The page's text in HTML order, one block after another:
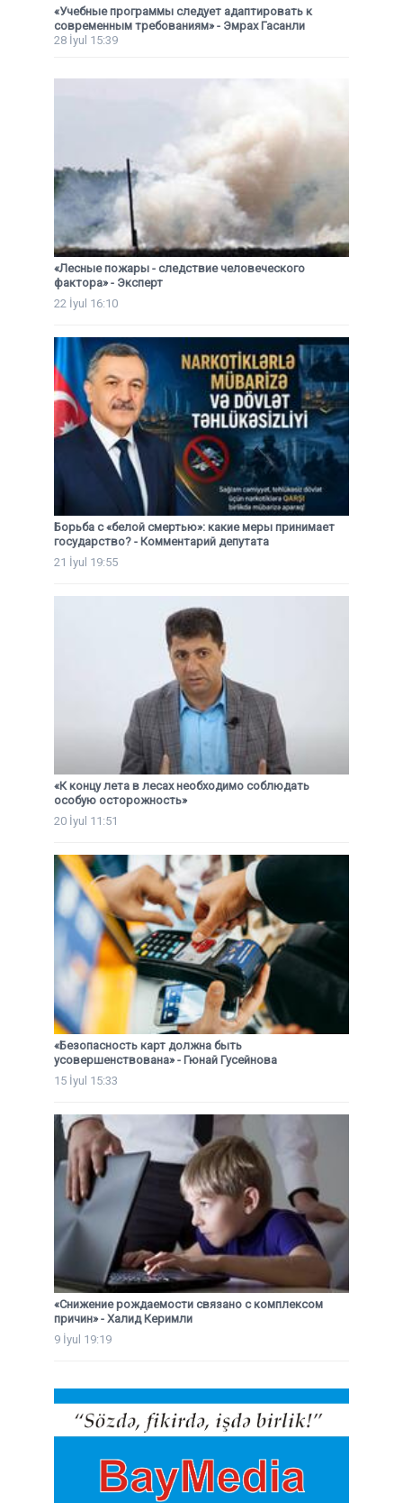
«Учебные программы следует адаптировать к
современным требованиям» - Эмрах Гасанли
28 İyul 15:39
«Лесные пожары - следствие человеческого
фактора» - Эксперт
22 İyul 16:10
Борьба с «белой смертью»: какие меры принимает
государство? - Комментарий депутата
21 İyul 19:55
«К концу лета в лесах необходимо соблюдать
особую осторожность»
20 İyul 11:51
«Безопасность карт должна быть
усовершенствована» - Гюнай Гусейнова
15 İyul 15:33
«Снижение рождаемости связано с комплексом
причин» - Халид Керимли
9 İyul 19:19